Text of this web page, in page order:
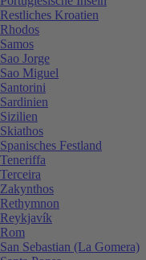
Restliches Kroatien
Rhodos
Samos
Sao Jorge
Sao Miguel
Santorini
Sardinien
Sizilien
Skiathos
Spanisches Festland
Teneriffa
Terceira
Zakynthos
Rethymnon
Reykjavík
Rom
San Sebastian (La Gomera)